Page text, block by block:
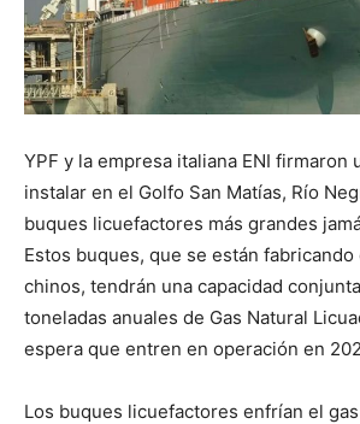
YPF y la empresa italiana ENI firmaron
instalar en el Golfo San Matías, Río
buques licuefactores más grandes
Estos buques, que se están
chinos, tendrán una capacidad
toneladas anuales de Gas Natural
espera que entren en operación en
Los buques licuefactores enfrían el